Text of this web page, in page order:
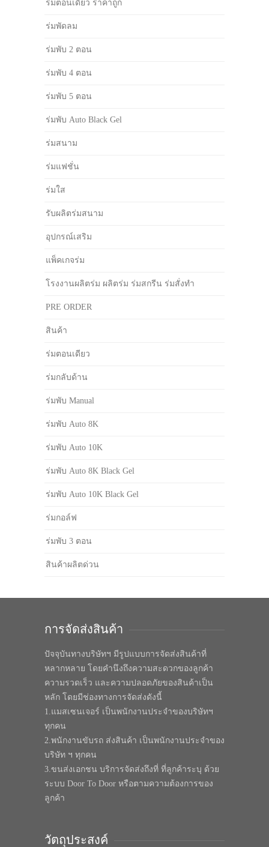
ร่มตอนเดียว ราคาถูก
ร่มพัดลม
ร่มพับ 2 ตอน
ร่มพับ 4 ตอน
ร่มพับ 5 ตอน
ร่มพับ Auto Black Gel
ร่มสนาม
ร่มแฟชั่น
ร่มใส
รับผลิตร่มสนาม
อุปกรณ์เสริม
แพ็คเกจร่ม
โรงงานผลิตร่ม ผลิตร่ม ร่มสกรีน ร่มสั่งทำ
PRE ORDER
สินค้า
ร่มตอนเดียว
ร่มกลับด้าน
ร่มพับ Manual
ร่มพับ Auto 8K
ร่มพับ Auto 10K
ร่มพับ Auto 8K Black Gel
ร่มพับ Auto 10K Black Gel
ร่มกอล์ฟ
ร่มพับ 3 ตอน
สินค้าผลิตด่วน
การจัดส่งสินค้า
ปัจจุบันทางบริษัทฯ มีรูปแบบการจัดส่งสินค้าที่
หลากหลาย โดยคำนึงถึงความสะดวกของลูกค้า
ความรวดเร็ว และความปลอดภัยของสินค้าเป็น
หลัก โดยมีช่องทางการจัดส่งดังนี้
1.แมสเซนเจอร์ เป็นพนักงานประจำของบริษัทฯ
ทุกคน
2.พนักงานขับรถ ส่งสินค้า เป็นพนักงานประจำของ
บริษัท ฯ ทุกคน
3.ขนส่งเอกชน บริการจัดส่งถึงที่ ที่ลูกค้าระบุ ด้วย
ระบบ Door To Door หรือตามความต้องการของ
ลูกค้า
วัตถุประสงค์